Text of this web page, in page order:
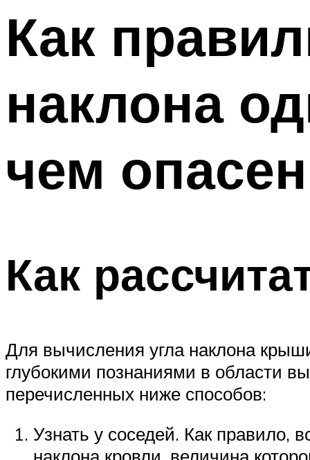
Как
наклона
чем
Как
Для вычисления угла наклона
глубокими познаниями в области
перечисленных ниже способов:
Узнать у соседей. Как правило,
наклона кровли, величина